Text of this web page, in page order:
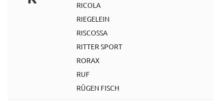
RICOLA
RIEGELEIN
RISCOSSA
RITTER SPORT
RORAX
RUF
RÜGEN FISCH